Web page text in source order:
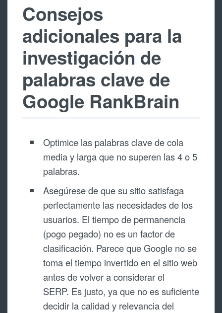
Consejos
adicionales para la
investigación de
palabras clave de
Google RankBrain
Optimice las palabras clave de cola
media y larga que no superen las 4 o 5
palabras.
Asegúrese de que su sitio satisfaga
perfectamente las necesidades de los
usuarios. El tiempo de permanencia
(pogo pegado) no es un factor de
clasificación. Parece que Google no se
toma el tiempo invertido en el sitio web
antes de volver a considerar el
SERP. Es justo, ya que no es suficiente
decidir la calidad y relevancia del